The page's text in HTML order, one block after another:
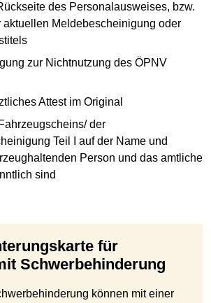
des Personalausweises, bzw.
Meldebescheinigung oder
zur Nichtnutzung des ÖPNV
Attest im Original
der
Teil I auf der Name und
Person und das amtliche
sind
Schwerbehinderung
können mit einer